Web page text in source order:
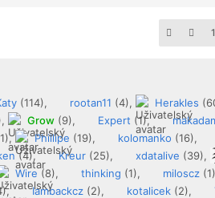
1
(114), rootan11 (4), Herakles
Grow (9), Expert (1),
Phillipe (19), kolomanko (16),
(4), Kreur (25), xdatalive (39),
Wire(8), thinking (1), miloscz
Iambackcz (2), kotalicek (2),